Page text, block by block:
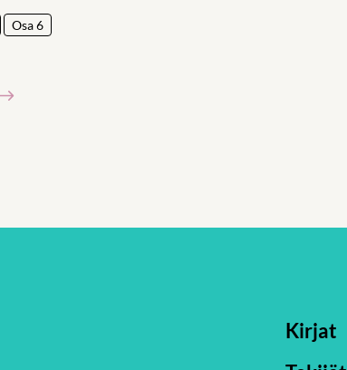
Osa 6
Kirjat